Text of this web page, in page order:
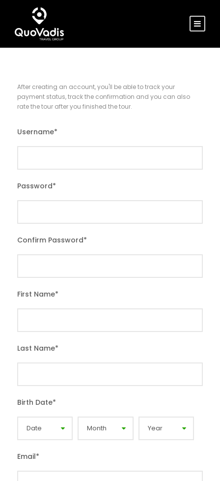
After creating an account, you'll be able to track your
payment status, track the confirmation and you can also
rate the tour after you finished the tour.
Username*
Password*
Confirm Password*
First Name*
Last Name*
Birth Date*
Email*